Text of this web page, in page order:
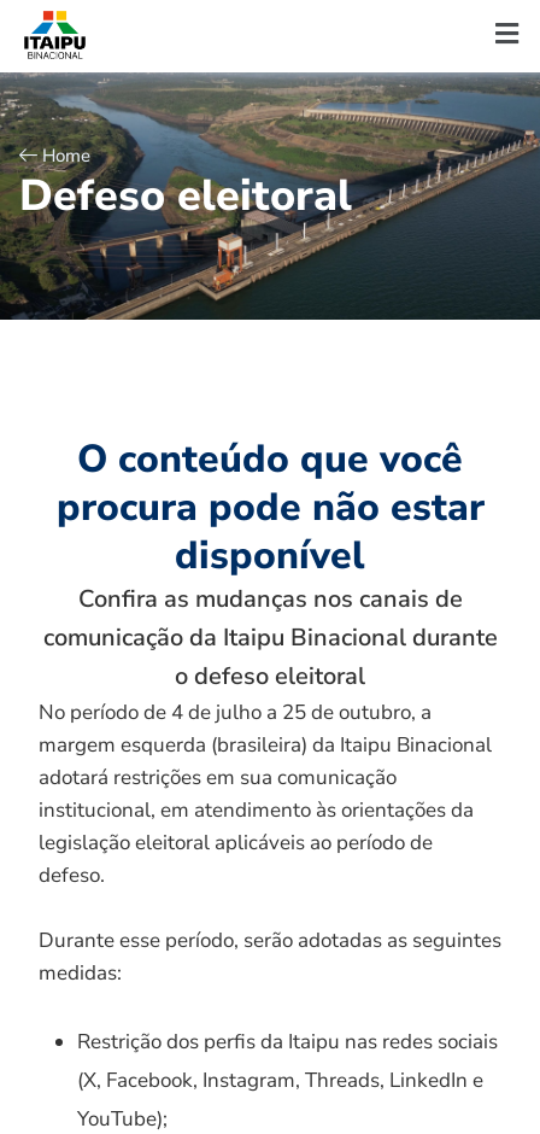
Home
Defeso eleitoral
O conteúdo que você
procura pode não estar
disponível
Confira as mudanças nos canais de
comunicação da Itaipu Binacional durante
o defeso eleitoral
No período de 4 de julho a 25 de outubro, a
margem esquerda (brasileira) da Itaipu Binacional
adotará restrições em sua comunicação
institucional, em atendimento às orientações da
legislação eleitoral aplicáveis ao período de
defeso.
Durante esse período, serão adotadas as seguintes
medidas:
Restrição dos perfis da Itaipu nas redes sociais
(X, Facebook, Instagram, Threads, LinkedIn e
YouTube);